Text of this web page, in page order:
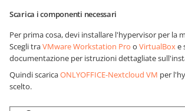
Scarica i componenti necessari
Per prima cosa, devi installare l'hypervisor per la
Scegli traVMware Workstation Pro o VirtualBoxe
documentazione per istruzioni dettagliate
Quindi scaricaONLYOFFICE-Nextcloud VM per
scelto.